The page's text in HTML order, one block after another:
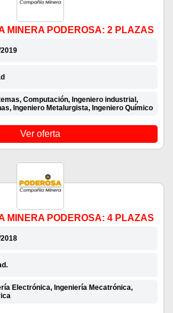
MINERA PODEROSA: 2 PLAZAS
Computación, Ingeniero industrial,
Ingeniero Metalurgista, Ingeniero Químico
Ver oferta
MINERA PODEROSA: 4 PLAZAS
Electrónica, Ingeniería Mecatrónica,